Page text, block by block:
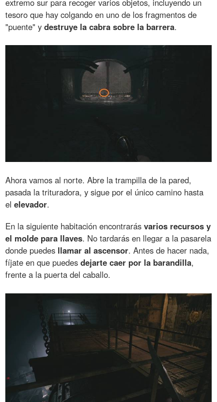
extremo sur para recoger varios objetos, incluyendo un
tesoro que hay colgando en uno de los fragmentos de
"puente" ydestruye la cabra sobre la barrera.
Ahora vamos al norte. Abre la trampilla de la pared,
pasada la trituradora, y sigue por el único camino hasta
elelevador.
En la siguiente habitación encontrarásvarios recursos y
el molde para llaves. No tardarás en llegar a la pasarela
donde puedes llamar al ascensor. Antes de hacer nada,
fíjate en que puedesdejarte caer por la barandilla,
frente a la puerta del caballo.